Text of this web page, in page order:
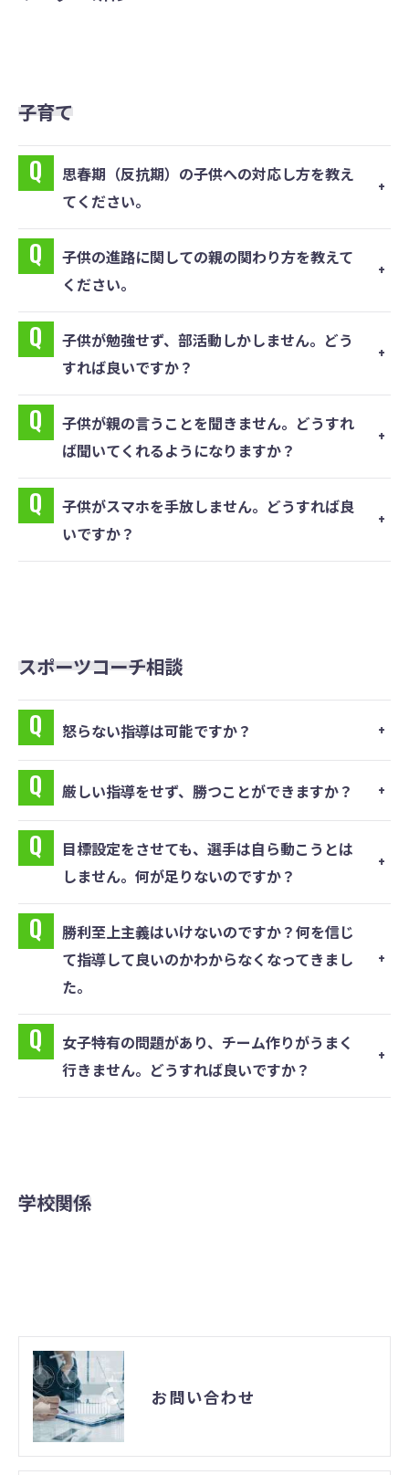
子育て
思春期（反抗期）の⼦供への対応し⽅を教え
てください。
⼦供の進路に関しての親の関わり⽅を教えて
ください。
⼦供が勉強せず、部活動しかしません。どう
すれば良いですか？
⼦供が親の⾔うことを聞きません。どうすれ
ば聞いてくれるようになりますか？
⼦供がスマホを⼿放しません。どうすれば良
いですか？
スポーツコーチ相談
怒らない指導は可能ですか？
厳しい指導をせず、勝つことができますか？
⽬標設定をさせても、選⼿は⾃ら動こうとは
しません。何が⾜りないのですか？
勝利⾄上主義はいけないのですか？何を信じ
て指導して良いのかわからなくなってきまし
た。
⼥⼦特有の問題があり、チーム作りがうまく
⾏きません。どうすれば良いですか？
学校関係
お問い合わせ